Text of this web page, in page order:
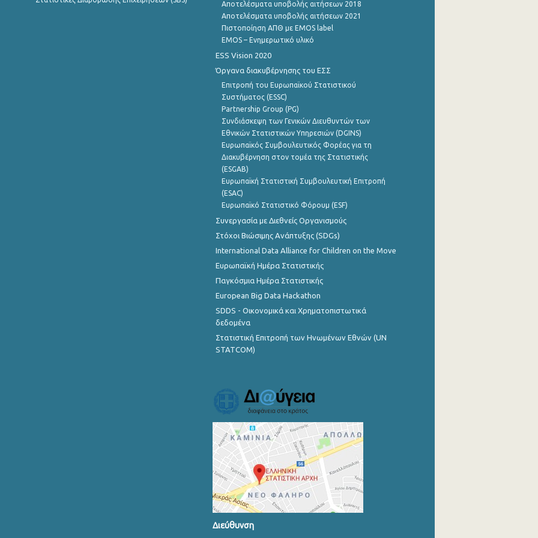
Αποτελέσματα υποβολής αιτήσεων 2018
Αποτελέσματα υποβολής αιτήσεων 2021
Πιστοποίηση ΑΠΘ με EMOS label
EMOS – Ενημερωτικό υλικό
ESS Vision 2020
Όργανα διακυβέρνησης του ΕΣΣ
Επιτροπή του Ευρωπαϊκού Στατιστικού
Συστήματος (ESSC)
Partnership Group (PG)
Συνδιάσκεψη των Γενικών Διευθυντών των
Εθνικών Στατιστικών Υπηρεσιών (DGINS)
Ευρωπαϊκός Συμβουλευτικός Φορέας για τη
Διακυβέρνηση στον τομέα της Στατιστικής
(ESGAB)
Ευρωπαϊκή Στατιστική Συμβουλευτική Επιτροπή
(ESAC)
Ευρωπαϊκό Στατιστικό Φόρουμ (ESF)
Συνεργασία με Διεθνείς Οργανισμούς
Στόχοι Βιώσιμης Ανάπτυξης (SDGs)
International Data Alliance for Children on the Move
Ευρωπαϊκή Ημέρα Στατιστικής
Παγκόσμια Ημέρα Στατιστικής
European Big Data Hackathon
SDDS - Οικονομικά και Χρηματοπιστωτικά
δεδομένα
Στατιστική Επιτροπή των Ηνωμένων Εθνών (UN
STATCOM)
Διεύθυνση